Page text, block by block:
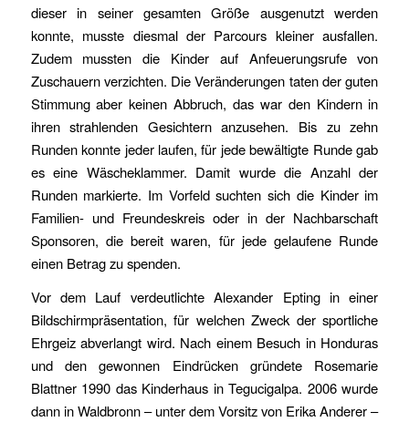
dieser in seiner gesamten Größe ausgenutzt werden
konnte, musste diesmal der Parcours kleiner ausfallen.
Zudem mussten die Kinder auf Anfeuerungsrufe von
Zuschauern verzichten. Die Veränderungen taten der guten
Stimmung aber keinen Abbruch, das war den Kindern in
ihren strahlenden Gesichtern anzusehen. Bis zu zehn
Runden konnte jeder laufen, für jede bewältigte Runde gab
es eine Wäscheklammer. Damit wurde die Anzahl der
Runden markierte. Im Vorfeld suchten sich die Kinder im
Familien- und Freundeskreis oder in der Nachbarschaft
Sponsoren, die bereit waren, für jede gelaufene Runde
einen Betrag zu spenden.
Vor dem Lauf verdeutlichte Alexander Epting in einer
Bildschirmpräsentation, für welchen Zweck der sportliche
Ehrgeiz abverlangt wird. Nach einem Besuch in Honduras
und den gewonnen Eindrücken gründete Rosemarie
Blattner 1990 das Kinderhaus in Tegucigalpa. 2006 wurde
dann in Waldbronn – unter dem Vorsitz von Erika Anderer –